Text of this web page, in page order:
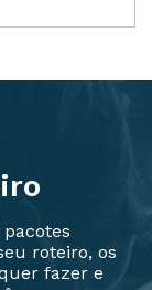
roteiro, os
fazer e